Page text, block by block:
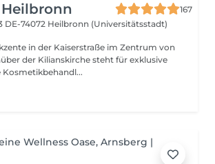
167
DE-74072 Heilbronn (Universitätsstadt)
in der Kaiserstraße im Zentrum von
der Kilianskirche steht für exklusive